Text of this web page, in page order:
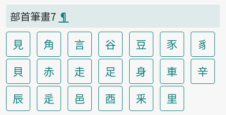
部首筆畫7 ¶
見 角 言 谷 豆 豕
豸
貝
赤 走 足 身 車
辛
辰
辵 邑 酉 釆 里